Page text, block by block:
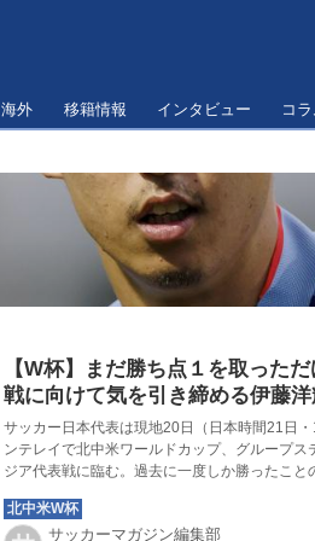
海外 移籍情報 インタビュー コ
【W杯】まだ勝ち点１を取った
戦に向けて気を引き締める伊藤
けると本当に厳しい状況。勝て
す」
サッカー日本代表は現地20日（日本時間21日
ンテレイで北中米ワールドカップ、グループス
ジア代表戦に臨む。過去に一度しか勝ったこと
応じた。
サッカーマガジン編集部